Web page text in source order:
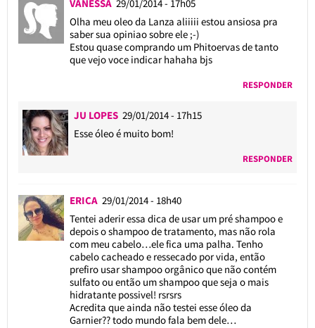
VANESSA 29/01/2014 - 17h05
Olha meu oleo da Lanza aliiiii estou ansiosa pra
saber sua opiniao sobre ele ;-)
Estou quase comprando um Phitoervas de tanto
que vejo voce indicar hahaha bjs
RESPONDER
JU LOPES 29/01/2014 - 17h15
Esse óleo é muito bom!
RESPONDER
ERICA 29/01/2014 - 18h40
Tentei aderir essa dica de usar um pré shampoo e
depois o shampoo de tratamento, mas não rola
com meu cabelo…ele fica uma palha. Tenho
cabelo cacheado e ressecado por vida, então
prefiro usar shampoo orgânico que não contém
sulfato ou então um shampoo que seja o mais
hidratante possivel! rsrsrs
Acredita que ainda não testei esse óleo da
Garnier?? todo mundo fala bem dele…